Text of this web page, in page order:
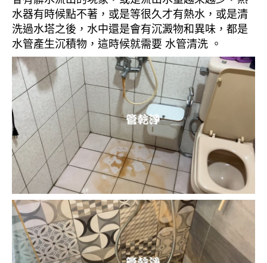
水器有時候點不著，或是等很久才有熱水，或是清
洗過水塔之後，水中還是會有沉澱物和異味，都是
水管產生沉積物，這時候就需要 水管清洗 。